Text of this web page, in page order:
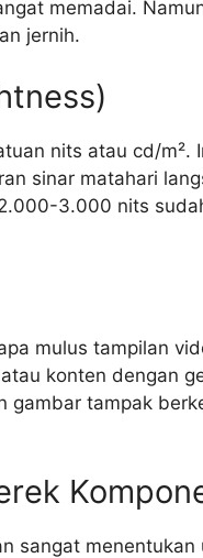
memadai.
jernih.
nits atau cd/
sinar matahari
3.000 nits
mulus tampilan
konten dengan
gambar tampak
sangat